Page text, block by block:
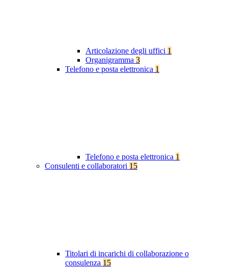
Articolazione degli uffici 1
Organigramma 3
Telefono e posta elettronica 1
Telefono e posta elettronica 1
Consulenti e collaboratori 15
Titolari di incarichi di collaborazione o
consulenza 15